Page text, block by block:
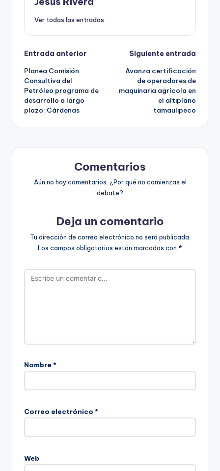
Ver todas las entradas
Navegación
de
entradas
Entrada anterior
Planea Comisión
Consultiva del
Petróleo programa de
desarrollo a largo
plazo: Cárdenas
Siguiente entrada
Avanza certificación
de operadores de
maquinaria agrícola en
el altiplano
tamaulipeco
Comentarios
Aún no hay comentarios. ¿Por qué no comienzas el
debate?
Deja un comentario
Tu dirección de correo electrónico no será publicada.
Los campos obligatorios están marcados con *
Nombre *
Correo electrónico *
Web